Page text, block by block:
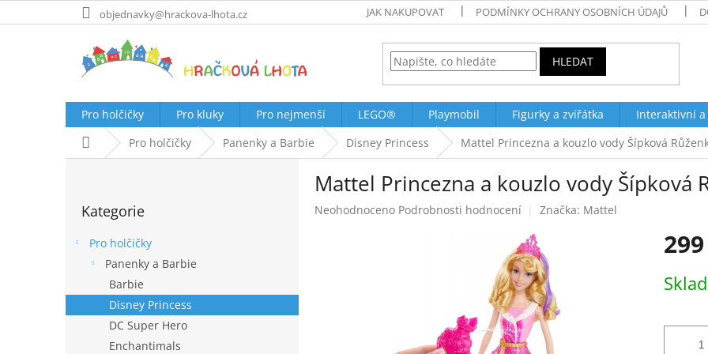
na
objednavky@hrackova-lhota.cz JAK NAKUPOVAT PODMÍNKY OCHRANY OSOBNÍCH ÚDAJŮ
HLEDAT
Pro holčičky Pro kluky Pro nejmenší LEGO® Playmobil Figurky a zvířátka Interaktivní a
Domů Pro holčičky Panenky a Barbie Disney Princess Mattel Princezna a kouzlo vody Šípková
kategorie
Kategorie
Pro holčičky
Panenky a Barbie
Barbie
Disney Princess
DC Super Hero
Enchantimals
Mattel Princezna a kouzlo vody Šípková
Průměrné
Neohodnoceno Podrobnosti hodnocení Značka: Mattel
cena: